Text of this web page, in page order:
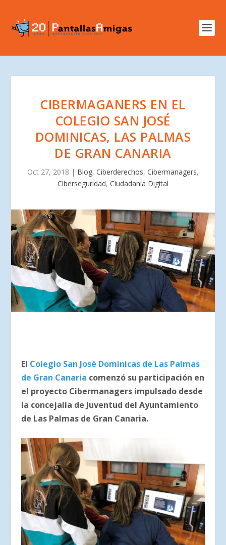
CIBERMAGANERS EN EL
COLEGIO SAN JOSÉ
DOMINICAS, LAS PALMAS
DE GRAN CANARIA
Oct 27, 2018 | Blog, Ciberderechos, Cibermanagers,
Ciberseguridad, Ciudadanía Digital
El Colegio San José Dominicas de Las Palmas
de Gran Canaria comenzó su participación en
el proyecto Cibermanagers impulsado desde
la concejalía de Juventud del Ayuntamiento
de Las Palmas de Gran Canaria.